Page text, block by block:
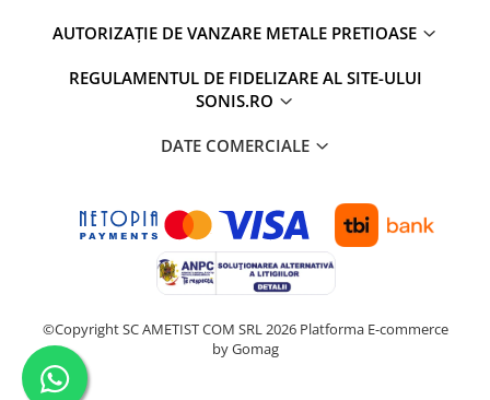
AUTORIZAȚIE DE VANZARE METALE PRETIOASE
REGULAMENTUL DE FIDELIZARE AL SITE-ULUI
SONIS.RO
DATE COMERCIALE
©Copyright SC AMETIST COM SRL 2026 Platforma E-commerce
by Gomag